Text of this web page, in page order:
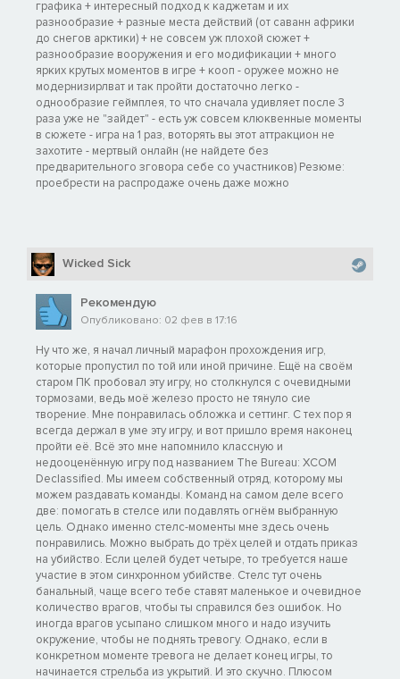
графика + интересный подход к каджетам и их
разнообразие + разные места действий (от саванн африки
до снегов арктики) + не совсем уж плохой сюжет +
разнообразие вооружения и его модификации + много
ярких крутых моментов в игре + кооп - оружее можно не
модернизирлват и так пройти достаточно легко -
однообразие геймплея, то что сначала удивляет после 3
раза уже не "зайдет" - есть уж совсем клюквенные моменты
в сюжете - игра на 1 раз, воторять вы этот аттракцион не
захотите - мертвый онлайн (не найдете без
предварительного зговора себе со участников) Резюме:
проебрести на распродаже очень даже можно
Wicked Sick
Рекомендую
Опубликовано: 02 фев в 17:16
Ну что же, я начал личный марафон прохождения игр,
которые пропустил по той или иной причине. Ещё на своём
старом ПК пробовал эту игру, но столкнулся с очевидными
тормозами, ведь моё железо просто не тянуло сие
творение. Мне понравилась обложка и сеттинг. С тех пор я
всегда держал в уме эту игру, и вот пришло время наконец
пройти её. Всё это мне напомнило классную и
недооценённую игру под названием The Bureau: XCOM
Declassified. Мы имеем собственный отряд, которому мы
можем раздавать команды. Команд на самом деле всего
две: помогать в стелсе или подавлять огнём выбранную
цель. Однако именно стелс-моменты мне здесь очень
понравились. Можно выбрать до трёх целей и отдать приказ
на убийство. Если целей будет четыре, то требуется наше
участие в этом синхронном убийстве. Стелс тут очень
банальный, чаще всего тебе ставят маленькое и очевидное
количество врагов, чтобы ты справился без ошибок. Но
иногда врагов усыпано слишком много и надо изучить
окружение, чтобы не поднять тревогу. Однако, если в
конкретном моменте тревога не делает конец игры, то
начинается стрельба из укрытий. И это скучно. Плюсом